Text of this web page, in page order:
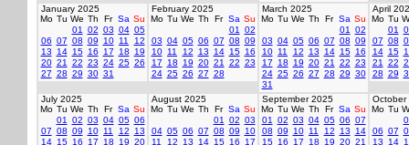
January 2025
Mo Tu We Th Fr Sa Su
01
02 03 04 05
06 07 08 09 10 11
12
13
14 15 16 17 18
19
20 21 22 23 24 25 26
27 28 29 30 31
February 2025
Mo Tu We Th Fr Sa Su
01
02
03 04 05 06 07 08 09
10 11 12 13 14 15 16
17
18 19 20 21 22 23
24 25 26 27 28
March 2025
Mo Tu We Th Fr Sa Su
01
02
03 04 05 06 07 08 09
10 11 12 13 14 15 16
17
18 19 20 21 22 23
24 25 26 27 28 29 30
31
April
Mo Tu
01
07 08
14 15
21
22
28 29
July 2025
Mo Tu We Th Fr Sa Su
01
02 03 04 05 06
07 08 09 10 11 12
13
14 15 16 17 18 19 20
August 2025
Mo Tu We Th Fr Sa Su
01
02 03
04 05 06 07 08 09
10
11
12 13 14 15 16 17
September 2025
Mo Tu We Th Fr Sa Su
01
02 03 04 05 06 07
08 09 10 11 12 13
14
15 16 17 18 19 20 21
October
Mo Tu
06 07
13
14